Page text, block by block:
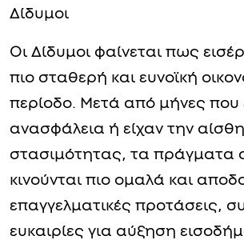
Δίδυμοι
Οι Δίδυμοι φαίνεται πως
πιο σταθερή και ευνοϊκή
περίοδο. Μετά από μήνες που
ανασφάλεια ή είχαν την
στασιμότητας, τα πράγματα
κινούνται πιο ομαλά και
επαγγελματικές προτάσεις,
ευκαιρίες για αύξηση